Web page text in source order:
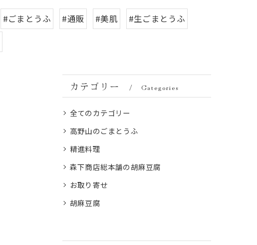
#ごまとうふ #通販 #美肌
#生ごまとうふ
カテゴリー Categories
全てのカテゴリー
高野山のごまとうふ
精進料理
森下商店総本舗の胡麻豆腐
お取り寄せ
胡麻豆腐